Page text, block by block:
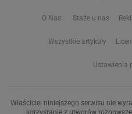
O Nas Staże u nas
Wszystkie artykuły
Ustawienia
Właściciel niniejszego serwisu nie
korzystanie z utworów